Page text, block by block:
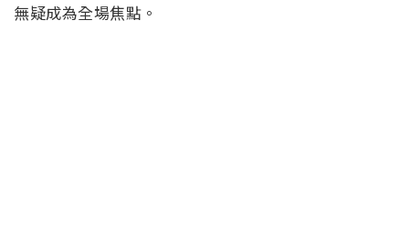
無疑成為全場焦點。